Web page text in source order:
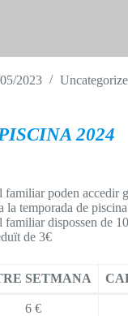
2023
2024
familiar poden accedir
la temporada de piscina
familiar dispossen de
de 3€
SETMANA
6 €